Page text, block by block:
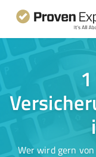
Wer wird gern